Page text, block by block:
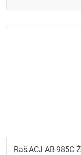
Raš.ACJ AB-985C